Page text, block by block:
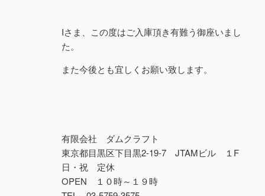
Iさま、この度はご入庫頂き有難う御座いまし
た。
また今後とも宜しくお願い致します。
有限会社 ダムクラフト
東京都目黒区下目黒2-19-7 JTAMビル １F
日・祝 定休
OPEN １０時～１９時